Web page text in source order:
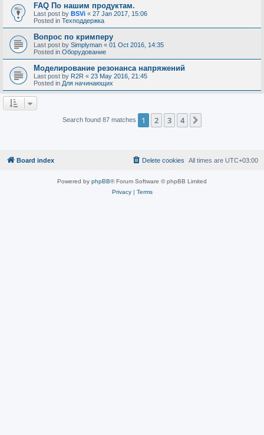
FAQ По нашим продуктам.
Last post by BSVi « 27 Jan 2017, 15:06
Posted in Техподдержка
Вопрос по кримперу
Last post by Simplyman « 01 Oct 2016, 14:35
Posted in Оборудование
Моделирование резонанса напряжений
Last post by R2R « 23 May 2016, 21:45
Posted in Для начинающих
Search found 87 matches 1 2 3 4
Board index All times are UTC+03:00
Delete cookies
Powered by phpBB® Forum Software © phpBB Limited
Privacy| Terms